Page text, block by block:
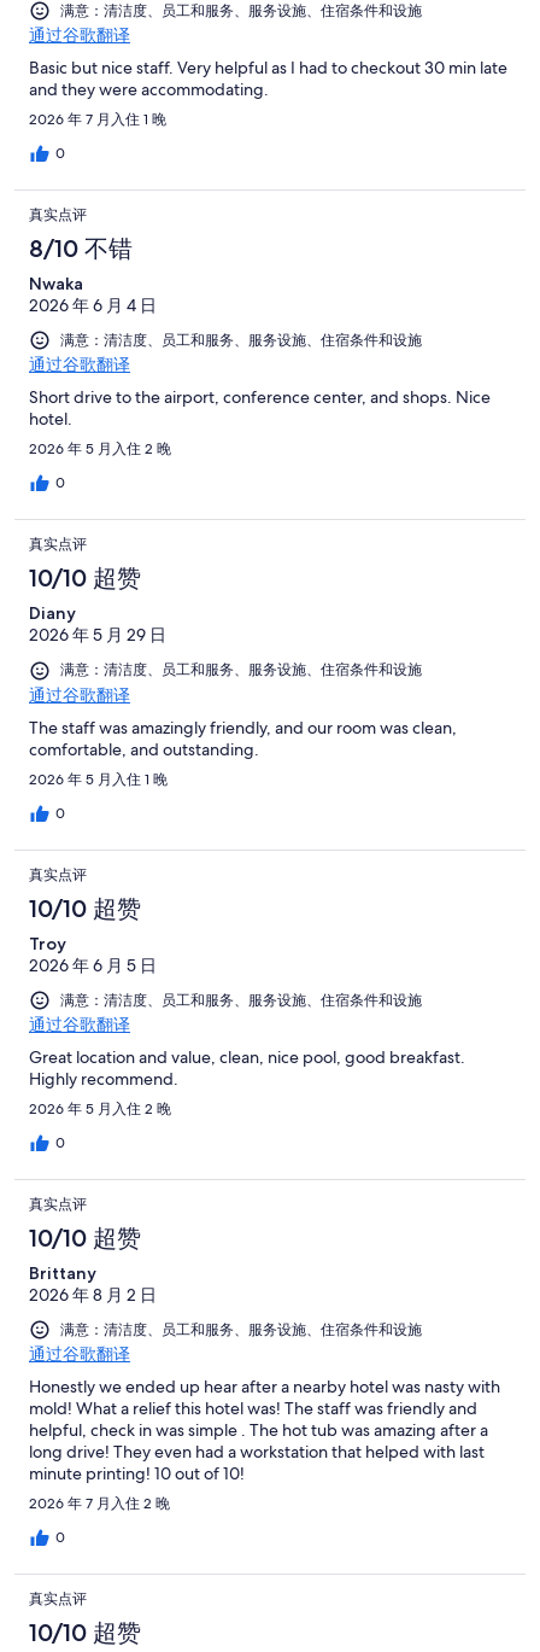
满意：清洁度、员工和服务、服务设施、住宿条件和设施
通过谷歌翻译
Basic but nice staff. Very helpful as I had to checkout 30 min late
and they were accommodating.
2026 年 7 月入住 1 晚
0
真实点评
8/10 不错
Nwaka
2026 年 6 月 4 日
满意：清洁度、员工和服务、服务设施、住宿条件和设施
通过谷歌翻译
Short drive to the airport, conference center, and shops. Nice
hotel.
2026 年 5 月入住 2 晚
0
真实点评
10/10 超赞
Diany
2026 年 5 月 29 日
满意：清洁度、员工和服务、服务设施、住宿条件和设施
通过谷歌翻译
The staff was amazingly friendly, and our room was clean,
comfortable, and outstanding.
2026 年 5 月入住 1 晚
0
真实点评
10/10 超赞
Troy
2026 年 6 月 5 日
满意：清洁度、员工和服务、服务设施、住宿条件和设施
通过谷歌翻译
Great location and value, clean, nice pool, good breakfast.
Highly recommend.
2026 年 5 月入住 2 晚
0
真实点评
10/10 超赞
Brittany
2026 年 8 月 2 日
满意：清洁度、员工和服务、服务设施、住宿条件和设施
通过谷歌翻译
Honestly we ended up hear after a nearby hotel was nasty with
mold! What a relief this hotel was! The staff was friendly and
helpful, check in was simple . The hot tub was amazing after a
long drive! They even had a workstation that helped with last
minute printing! 10 out of 10!
2026 年 7 月入住 2 晚
0
真实点评
10/10 超赞